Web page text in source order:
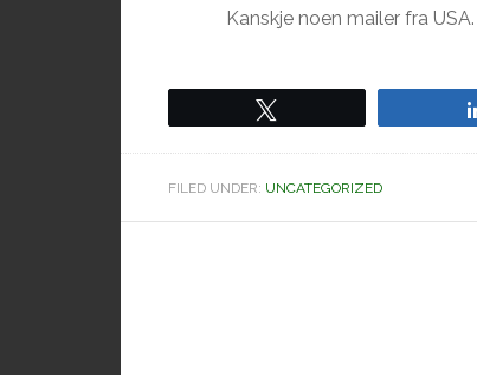
Kanskje noen mailer fra
FILED UNDER: UNCATEGORIZED